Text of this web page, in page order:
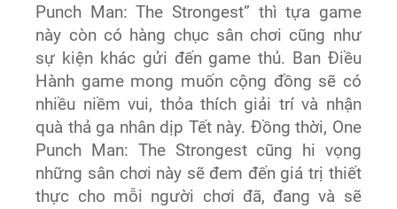
Punch Man: The Strongest” thì tựa game
này còn có hàng chục sân chơi cũng như
sự kiện khác gửi đến game thủ. Ban Điều
Hành game mong muốn cộng đồng sẽ có
nhiều niềm vui, thỏa thích giải trí và nhận
quà thả ga nhân dịp Tết này. Đồng thời, One
Punch Man: The Strongest cũng hi vọng
những sân chơi này sẽ đem đến giá trị thiết
thực cho mỗi người chơi đã, đang và sẽ